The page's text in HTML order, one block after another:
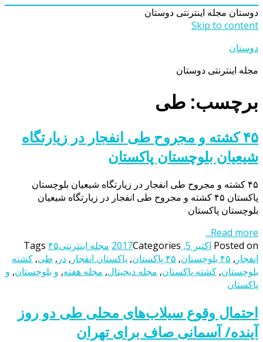
دوستان مجله اینترنتی دوستان
Skip to content
دوستان
مجله اینترنتی دوستان
برچسب: طی
۴۵ کشته و مجروح طی انفجار در زیارتگاه
شیعیان بلوچستان پاکستان
۴۵ کشته و مجروح طی انفجار در زیارتگاه شیعیان بلوچستان
پاکستان ۴۵ کشته و مجروح طی انفجار در زیارتگاه شیعیان
بلوچستان پاکستان
Read more...
Posted on اکتبر 5, 2017 Categories مجله اینترنتی Tags ۴۵
انفجار , ۴۵ بلوچستان , ۴۵ پاکستان , پاکستان انفجار , در , طی, کشته
بلوچستان, کشته پاکستان, مجله دیجیتال, مجله هفته, و بلوچستان, و
پاکستان
احتمال وقوع سیلاب‌های محلی طی دو روز
آینده/ آسمانی صاف برای تهران